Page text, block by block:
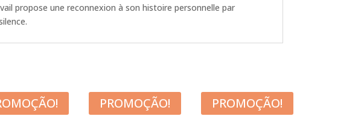
propose une reconnexion à son histoire personnelle par
PROMOÇÃO! PROMOÇÃO!